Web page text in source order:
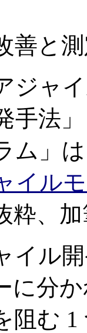
善と
ジャ
手法
ム」
イル
粋、
イル
に分
阻む